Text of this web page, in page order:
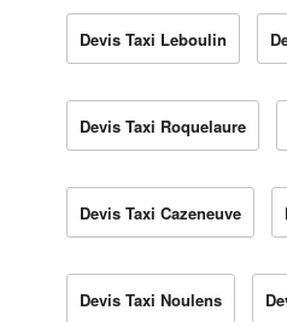
Devis Taxi Leboulin
Devis Taxi Roquelaure
Devis Taxi Cazeneuve
Devis Taxi Noulens